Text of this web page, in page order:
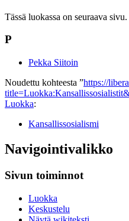
Tässä luokassa on seuraava sivu.
P
Pekka Siitoin
Noudettu kohteesta ”https://
Luokka:
Kansallissosialismi
Navigointivalikko
Sivun toiminnot
Luokka
Keskustelu